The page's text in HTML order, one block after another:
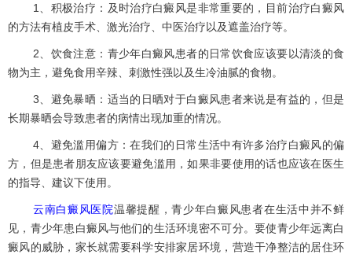
1、积极治疗：及时治疗白癜风是非常重要的，目前治疗白癜风
的方法有植皮手术、激光治疗、中医治疗以及遮盖治疗等。
2、饮食注意：青少年白癜风患者的日常饮食应该要以清淡的食
物为主，避免食用辛辣、刺激性强以及生冷油腻的食物。
3、避免暴晒：适当的日晒对于白癜风患者来说是有益的，但是
长期暴晒会导致患者的病情出现加重的情况。
4、避免滥用偏方：在我们的日常生活中有许多治疗白癜风的偏
方，但是患者朋友应该要避免滥用，如果非要使用的话也应该在医生
的指导、建议下使用。
云南白癜风医院温馨提醒，青少年白癜风患者在生活中并不鲜
见，青少年患白癜风与他们的生活环境密不可分。要使青少年远离白
癜风的威胁，家长就需要科学安排家居环境，营造干净整洁的居住环